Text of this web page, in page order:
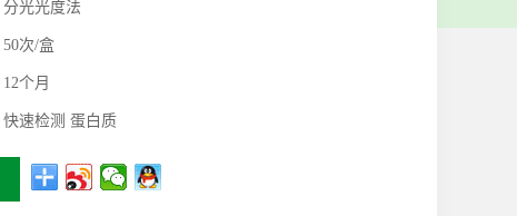
分光光度法
50次/盒
12个月
快速检测 蛋白质